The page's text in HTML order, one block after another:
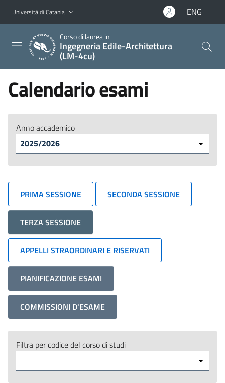
Vai al contenuto principale
Vai al menu di navigazione
Università di Catania ENG
Corso di laurea in
Ingegneria Edile-Architettura
(LM-4cu)
Calendario esami
Anno accademico
PRIMA SESSIONE SECONDA SESSIONE
TERZA SESSIONE
APPELLI STRAORDINARI E RISERVATI
PIANIFICAZIONE ESAMI
COMMISSIONI D'ESAME
Filtra per codice del corso di studi